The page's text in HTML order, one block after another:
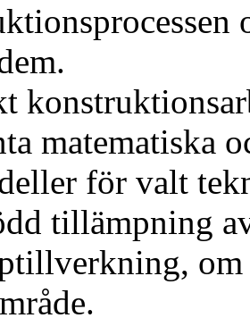
matematiska
för valt
tillämpning